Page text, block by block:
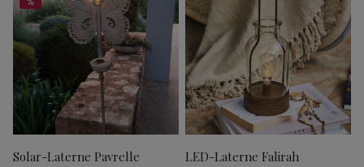
%
Solar-Laterne Pavrelle LED-Laterne Falirah